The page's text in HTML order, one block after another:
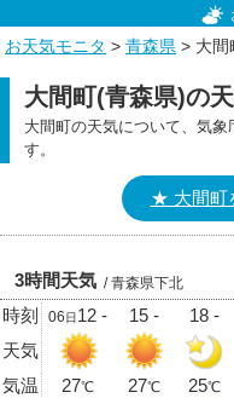
お天気モニタ > 青森県 > 大間
大間町(青森県)の
大間町の天気について、気
す。
★ 大間町
3時間天気 / 青森県下北
時刻 06日 12 - 15 - 18 -
天気
気温
27℃ 27℃ 25℃